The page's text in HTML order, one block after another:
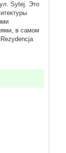
Sytej. Это
в самом